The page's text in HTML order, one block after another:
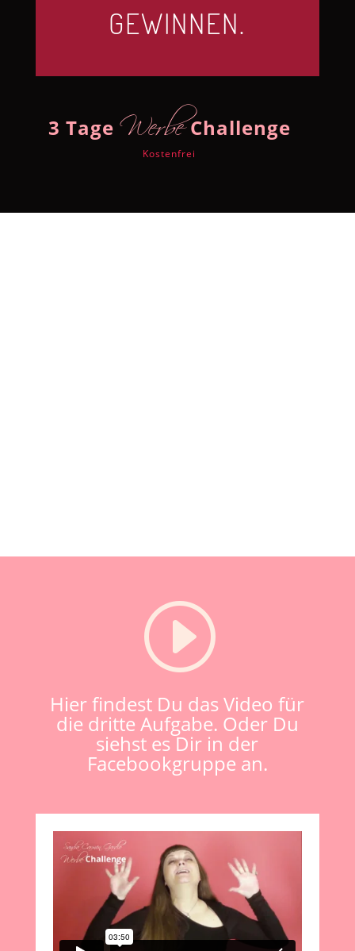
GEWINNEN.
3 Tage WerbeChallenge
Kostenfrei
I
Hier findest Du das Video für
die dritte Aufgabe. Oder Du
siehst es Dir in der
Facebookgruppe an.